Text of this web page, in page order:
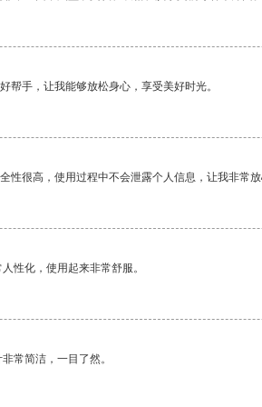
帮手，让我能够放松身心，享受美好时光。
性很高，使用过程中不会泄露个人信息，让我非常
性化，使用起来非常舒服。
常简洁，一目了然。